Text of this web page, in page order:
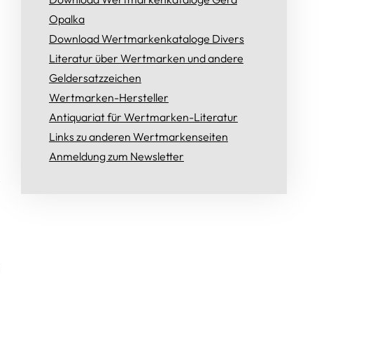
Opalka
Download Wertmarkenkataloge Divers
Literatur über Wertmarken und andere
Geldersatzzeichen
Wertmarken-Hersteller
Antiquariat für Wertmarken-Literatur
Links zu anderen Wertmarkenseiten
Anmeldung zum Newsletter